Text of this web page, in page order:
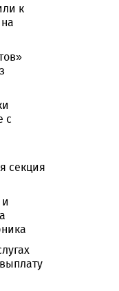
к
с
секция